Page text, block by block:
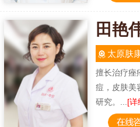
田艳
太原肤
擅长治疗痤
痘，皮肤美
研究。... [详